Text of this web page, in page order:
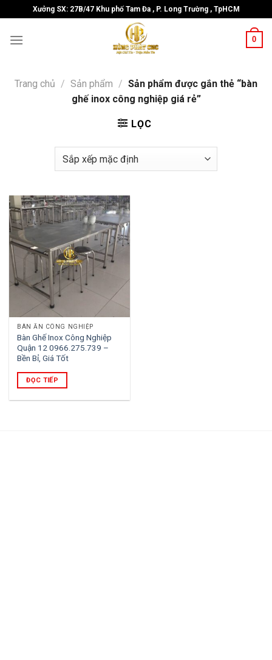
to
content
Xưởng SX: 27B/47 Khu phố Tam Đa , P. Long Trường , TpHCM
0
Trang chủ / Sản phẩm / Sản phẩm được gắn thẻ “bàn
ghế inox công nghiệp giá rẻ”
LỌC
BÀN ĂN CÔNG NGHIỆP
Bàn Ghế Inox Công Nghiệp
Quận 12 0966.275.739 –
Bền Bỉ, Giá Tốt
ĐỌC TIẾP